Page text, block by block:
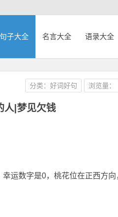
句子大全 名言大全 语录大全
人|梦见欠钱
分类：好词好句 浏览量：
运数字是0，桃花位在正西方向